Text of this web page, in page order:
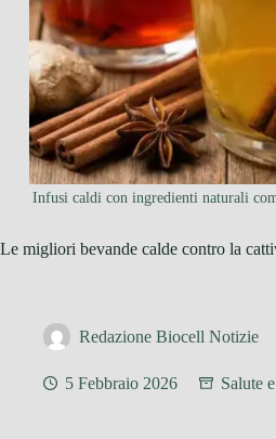
Infusi caldi con ingredienti naturali
Le migliori bevande calde contro la
Redazione Biocell Notizie
5 Febbraio 2026 Salute